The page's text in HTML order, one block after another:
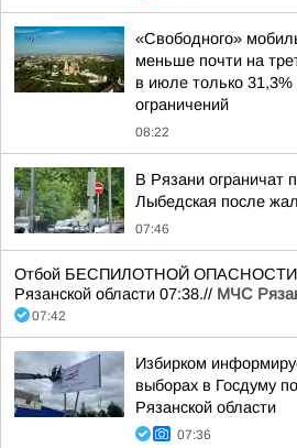
«Свободного»
меньше почти на
в июле только 31,3%
ограничений
08:22
В Рязани ограничат
Лыбедская после
07:46
Отбой БЕСПИЛОТНОЙ ОПАСНОСТИ
Рязанской области 07:38.// МЧС
07:42
Избирком
выборах в Госдуму
Рязанской области
07:36